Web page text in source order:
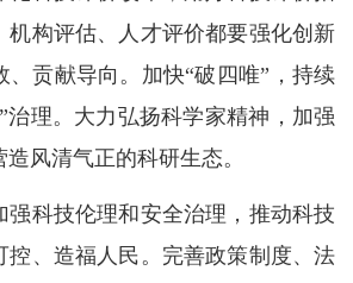
机构评估、人才评价都要强化创新
、贡献导向。加快“破四唯”，持续
治理。大力弘扬科学家精神，加强
风清气正的科研生态。
强科技伦理和安全治理，推动科技
控、造福人民。完善政策制度、法